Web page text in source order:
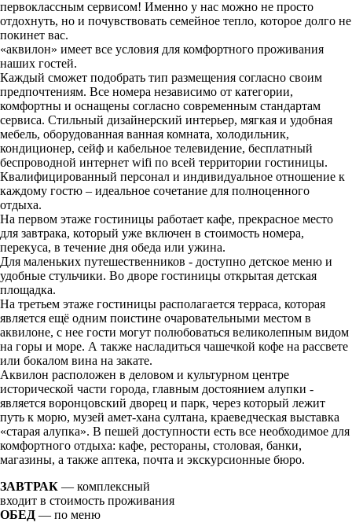
первоклассным сервисом! Именно у нас можно не просто
отдохнуть, но и почувствовать семейное тепло, которое долго не
покинет вас.
«аквилон» имеет все условия для комфортного проживания
наших гостей.
Каждый сможет подобрать тип размещения согласно своим
предпочтениям. Все номера независимо от категории,
комфортны и оснащены согласно современным стандартам
сервиса. Стильный дизайнерский интерьер, мягкая и удобная
мебель, оборудованная ванная комната, холодильник,
кондиционер, сейф и кабельное телевидение, бесплатный
беспроводной интернет wifi по всей территории гостиницы.
Квалифицированный персонал и индивидуальное отношение к
каждому гостю – идеальное сочетание для полноценного
отдыха.
На первом этаже гостиницы работает кафе, прекрасное место
для завтрака, который уже включен в стоимость номера,
перекуса, в течение дня обеда или ужина.
Для маленьких путешественников - доступно детское меню и
удобные стульчики. Во дворе гостиницы открытая детская
площадка.
На третьем этаже гостиницы располагается терраса, которая
является ещё одним поистине очаровательными местом в
аквилоне, с нее гости могут полюбоваться великолепным видом
на горы и море. А также насладиться чашечкой кофе на рассвете
или бокалом вина на закате.
Аквилон расположен в деловом и культурном центре
исторической части города, главным достоянием алупки -
является воронцовский дворец и парк, через который лежит
путь к морю, музей амет-хана султана, краеведческая выставка
«старая алупка». В пешей доступности есть все необходимое для
комфортного отдыха: кафе, рестораны, столовая, банки,
магазины, а также аптека, почта и экскурсионные бюро.
ЗАВТРАК — комплексный
входит в стоимость проживания
ОБЕД — по меню